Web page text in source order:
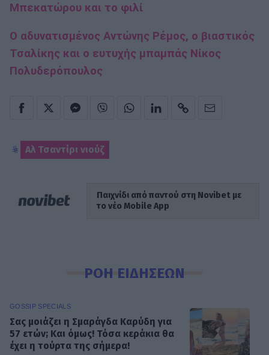
Μπεκατώρου και το φιλί
Ο αδυνατισμένος Αντώνης Ρέμος, ο βιαστικός
Τσαλίκης και ο ευτυχής μπαμπάς Νίκος
Πολυδερόπουλος
Αλ Τσαντίρι νιούζ
Παιχνίδι από παντού στη Novibet με
το νέο Mobile App
ΡΟΗ ΕΙΔΗΣΕΩΝ
GOSSIP SPECIALS
Σας μοιάζει η Σμαράγδα Καρύδη για
57 ετών; Και όμως! Τόσα κεράκια θα
έχει η τούρτα της σήμερα!